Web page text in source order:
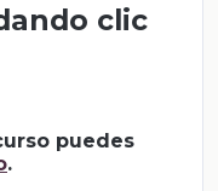
clic
puedes
.